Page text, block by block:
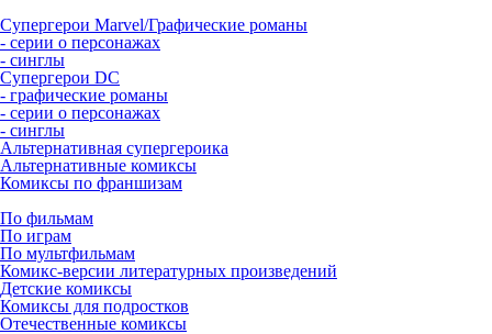
Супергерои Marvel/Графические романы
- серии о персонажах
- синглы
Супергерои DC
- графические романы
- серии о персонажах
- синглы
Альтернативная супергероика
Альтернативные комиксы
Комиксы по франшизам
По фильмам
По играм
По мультфильмам
Комикс-версии литературных произведений
Детские комиксы
Комиксы для подростков
Отечественные комиксы